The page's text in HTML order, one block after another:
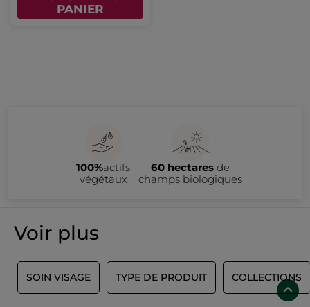
PANIER
100%actifs
végétaux
60 hectares de
champs biologiques
Voir plus
SOIN VISAGE TYPE DE PRODUIT COLLECTIONS